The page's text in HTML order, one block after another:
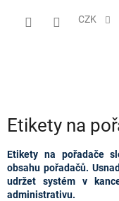
CZK
Etikety na
Etikety na pořadače
obsahu pořadačů.
udržet systém v
administrativu.